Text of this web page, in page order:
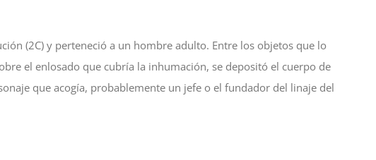
(2C) y perteneció a un hombre adulto. Entre los objetos que lo
el enlosado que cubría la inhumación, se depositó el cuerpo de
que acogía, probablemente un jefe o el fundador del linaje del